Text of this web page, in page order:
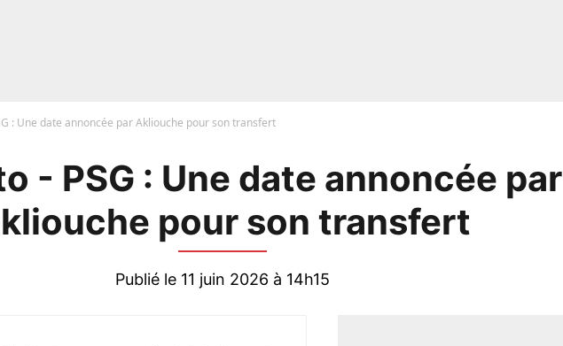
: Une date annoncée par Akliouche pour son transfert
- PSG : Une date annoncée par
pour son transfert
Publié le 11 juin 2026 à 14h15